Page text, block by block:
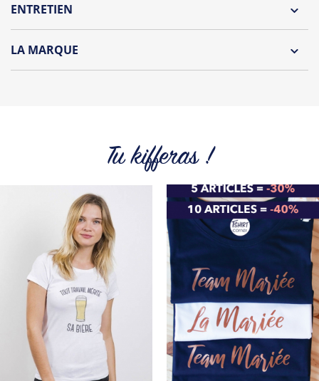
ENTRETIEN
LA MARQUE
Retrouvez tout l'univers du célèbre compte Twitter de Jean-
Michel sur t-shirts, tops, sweats et tote Bags.
Tous les produits de la marque
Tu kifferas !